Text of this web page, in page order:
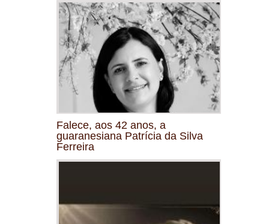
Falece, aos 42 anos, a
guaranesiana Patrícia da Silva
Ferreira